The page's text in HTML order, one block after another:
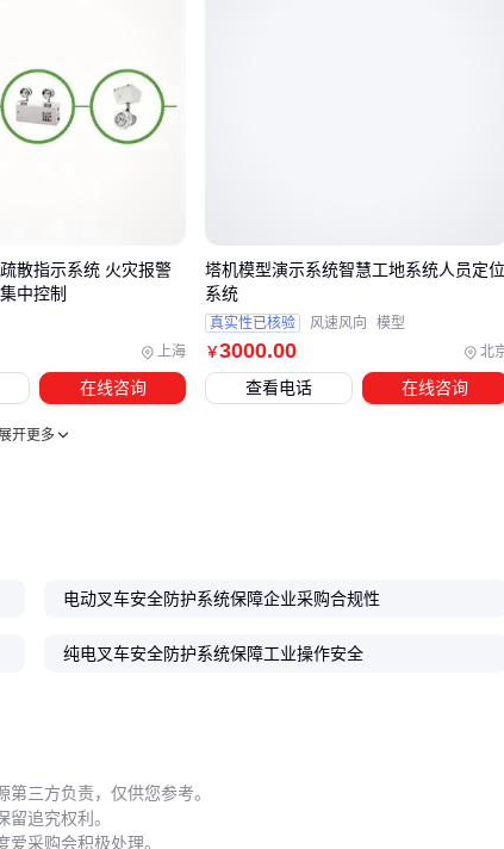
械部件磨损补偿
刹车片厚度减少2mm就会延长制动距离，
需要配合
叉车声光报警器
胎状态影响 磨损严重的叉车轮胎
花纹深度小于3mm时应立即更换
胎压偏差超过10%会影响载重传感器精度
统灵敏度调校
操作规范培训常见的错误操作包括：
用手遮挡传感器区域
作业场景动态调整的有机整体。从传感器选型到日常维
每个环节的精细化管理才能让安全投入产生实际价值。
上海
散指示系统 火灾报警
中控制
在线咨询
￥3000.00 北
塔机模型演示系统智慧工地系统人员定
系统
真实性已核验 风速风向 模型
查看电话 在线咨询
开更多
电动叉车安全防护系统保障企业采购合规性
纯电叉车安全防护系统保障工业操作安全
三方负责，仅供您参考。
追究权利。
采购会积极处理。